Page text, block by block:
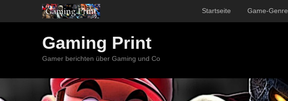
Startseite Game-Genre
Gaming Print
Gamer berichten über Gaming und Co